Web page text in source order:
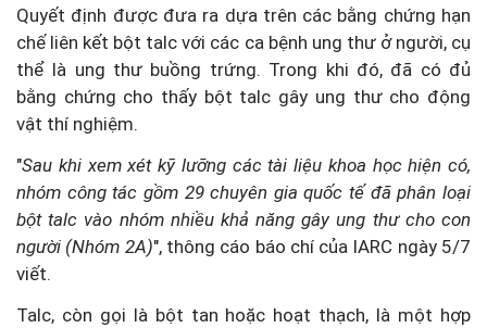
Quyết định được đưa ra dựa trên các bằng chứng hạn
chế liên kết bột talc với các ca bệnh ung thư ở người, cụ
thể là ung thư buồng trứng. Trong khi đó, đã có đủ
bằng chứng cho thấy bột talc gây ung thư cho động
vật thí nghiệm.
"Sau khi xem xét kỹ lưỡng các tài liệu khoa học hiện có,
nhóm công tác gồm 29 chuyên gia quốc tế đã phân loại
bột talc vào nhóm nhiều khả năng gây ung thư cho con
người (Nhóm 2A)", thông cáo báo chí của IARC ngày 5/7
viết.
Talc, còn gọi là bột tan hoặc hoạt thạch, là một hợp